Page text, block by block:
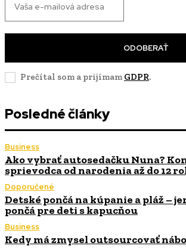
ODOBERAŤ
Prečítal som a prijímam GDPR.
Posledné články
Business
Ako vybrať autosedačku Nuna?
sprievodca od narodenia až do 12
Doporučené
Detské pončá na kúpanie a pláž –
pončá pre deti s kapucňou
Business
Kedy má zmysel outsourcovať